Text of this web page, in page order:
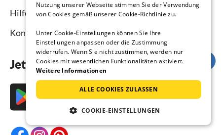
Hilfe Vermieter
Kontakt
Jetzt die App downloaden
Nutzung unserer Webseite stimmen Sie der Verwendung
von Cookies gemäß unserer Cookie-Richtlinie zu.
Unter Cookie-Einstellungen können Sie Ihre
Einstellungen anpassen oder die Zustimmung
widerrufen. Wenn Sie nicht zustimmen, werden nur
Cookies mit wesentlichen Funktionalitäten aktiviert.
Weitere Informationen
ALLE COOKIES ZULASSEN
COOKIE-EINSTELLUNGEN